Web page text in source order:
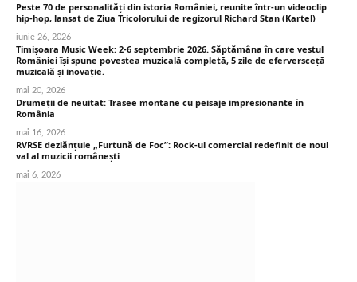
Peste 70 de personalități din istoria României, reunite într-un videoclip
hip-hop, lansat de Ziua Tricolorului de regizorul Richard Stan (Kartel)
iunie 26, 2026
Timișoara Music Week: 2-6 septembrie 2026. Săptămâna în care vestul
României își spune povestea muzicală completă, 5 zile de eferversceță
muzicală și inovație.
mai 20, 2026
Drumeții de neuitat: Trasee montane cu peisaje impresionante în
România
mai 16, 2026
RVRSE dezlănțuie „Furtună de Foc”: Rock-ul comercial redefinit de noul
val al muzicii românești
mai 6, 2026